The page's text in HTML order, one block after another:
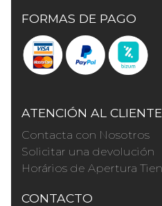
FORMAS DE PAGO
ATENCIÓN AL CLIENTE
Contacta con Nosotros
Solicitar una devolución
Horários de Apertura
CONTACTO